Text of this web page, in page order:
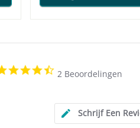
4.5
star
2 Beoordelingen
Schrijf Een